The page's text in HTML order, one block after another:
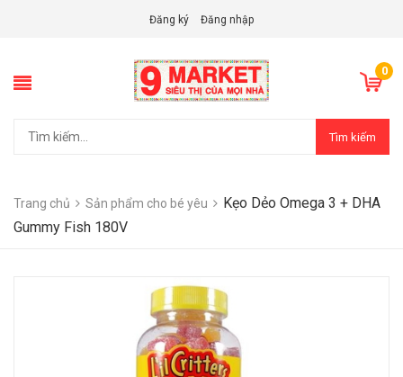
Đăng ký Đăng nhập
0
Tìm kiếm
Trang chủ Sản phẩm cho bé yêu
Kẹo Dẻo Omega 3 + DHA
Gummy Fish 180V